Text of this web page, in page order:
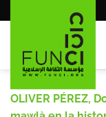
al
OLIVER PÉREZ,